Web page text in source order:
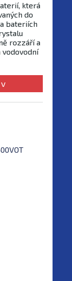
která
do
bateriích
rozzáří a
vodovodní